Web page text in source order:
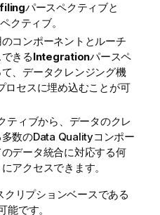
パースペクティブと
クティブ。
コンポーネントとルーチ
きるIntegrationパースペ
、データクレンジング機
ロセスに埋め込むことが可
ティブから、データのクレ
数のData Qualityコンポー
データ統合に対応する何
アクセスできます。
リプションベースである
能です。